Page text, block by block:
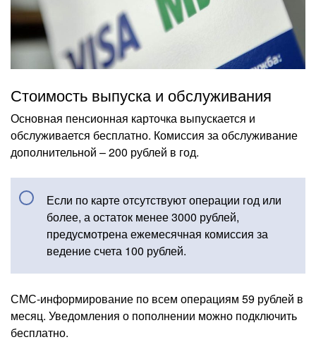
Стоимость выпуска и обслуживания
Основная пенсионная карточка выпускается и
обслуживается бесплатно. Комиссия за обслуживание
дополнительной – 200 рублей в год.
Если по карте отсутствуют операции год или
более, а остаток менее 3000 рублей,
предусмотрена ежемесячная комиссия за
ведение счета 100 рублей.
СМС-информирование по всем операциям 59 рублей в
месяц. Уведомления о пополнении можно подключить
бесплатно.